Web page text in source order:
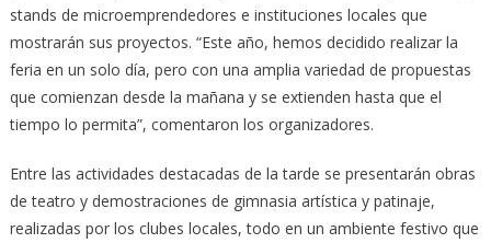
stands de microemprendedores e instituciones locales que
mostrarán sus proyectos. “Este año, hemos decidido realizar la
feria en un solo día, pero con una amplia variedad de propuestas
que comienzan desde la mañana y se extienden hasta que el
tiempo lo permita”, comentaron los organizadores.
Entre las actividades destacadas de la tarde se presentarán obras
de teatro y demostraciones de gimnasia artística y patinaje,
realizadas por los clubes locales, todo en un ambiente festivo que